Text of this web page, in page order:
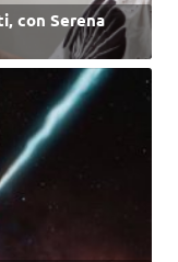
con Serena